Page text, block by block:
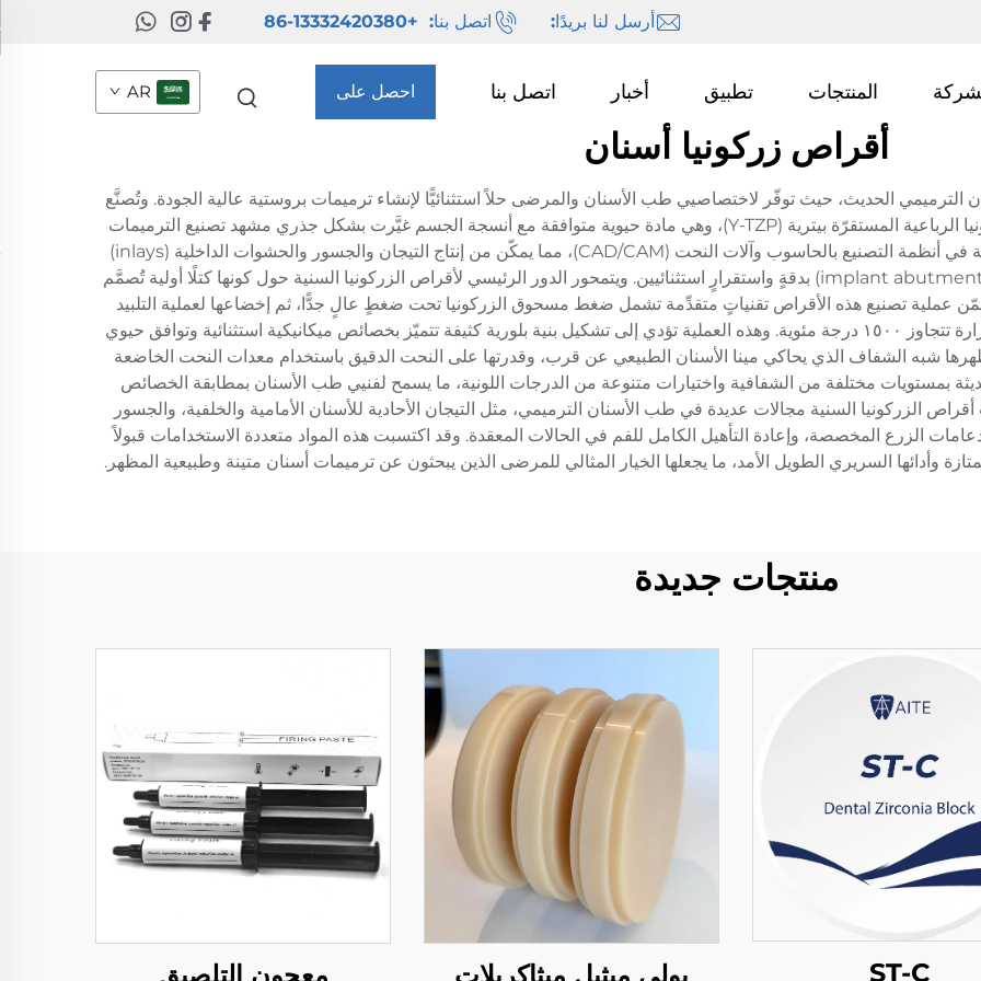
أرسل لنا بريدًا: اتصل بنا: +86-13332420380
المنتجات تطبيق أخبار اتصل بنا احصل على AR
أقراص زركونيا أسنان
الترميمي الحديث، حيث توفّر لاختصاصيي طب الأسنان والمرضى حلاً استثنائيًّا لإنشاء ترميمات بروستية عالية الجودة. وتُصنَّع
هذه الأقراص الخزفية المُهندَسة بدقة من بلورات الزركونيا الرباعية المستقرّة بيترية (Y-TZP)، وهي مادة حيوية متوافقة مع أنسجة الجسم غيَّرت بشكل جذري مشهد تصنيع الترميمات
السنية. وتُستخدم أقراص الزركونيا السنية كمادة أساسية في أنظمة التصنيع بالحاسوب وآلات النحت (CAD/CAM)، مما يمكّن من إنتاج التيجان والجسور والحشوات الداخلية (inlays)
والحشوات الخارجية (onlays) وأجزاء دعامات الزرع (implant abutments) بدقةٍ واستقرارٍ استثنائيين. ويتمحور الدور الرئيسي لأقراص الزركونيا السنية حول كونها كتلًا أولية تُصمَّم
عملية تصنيع هذه الأقراص تقنياتٍ متقدِّمة تشمل ضغط مسحوق الزركونيا تحت ضغطٍ عالٍ جدًّا، ثم إخضاعها لعملية التلبيد
(sintering) في ظروف خاضعة للرقابة عند درجات حرارة تتجاوز ١٥٠٠ درجة مئوية. وهذه العملية تؤدي إلى تشكيل بنية بلورية كثيفة تتميّز بخصائص ميكانيكية استثنائية وتوافق حيوي
شبه الشفاف الذي يحاكي مينا الأسنان الطبيعي عن قرب، وقدرتها على النحت الدقيق باستخدام معدات النحت الخاضعة
بمستويات مختلفة من الشفافية واختيارات متنوعة من الدرجات اللونية، ما يسمح لفنيي طب الأسنان بمطابقة الخصائص
الزركونيا السنية مجالات عديدة في طب الأسنان الترميمي، مثل التيجان الأحادية للأسنان الأمامية والخلفية، والجسور
الزرع المخصصة، وإعادة التأهيل الكامل للفم في الحالات المعقدة. وقد اكتسبت هذه المواد متعددة الاستخدامات قبولاً
وأدائها السريري الطويل الأمد، ما يجعلها الخيار المثالي للمرضى الذين يبحثون عن ترميمات أسنان متينة وطبيعية المظهر.
منتجات جديدة
ST-C